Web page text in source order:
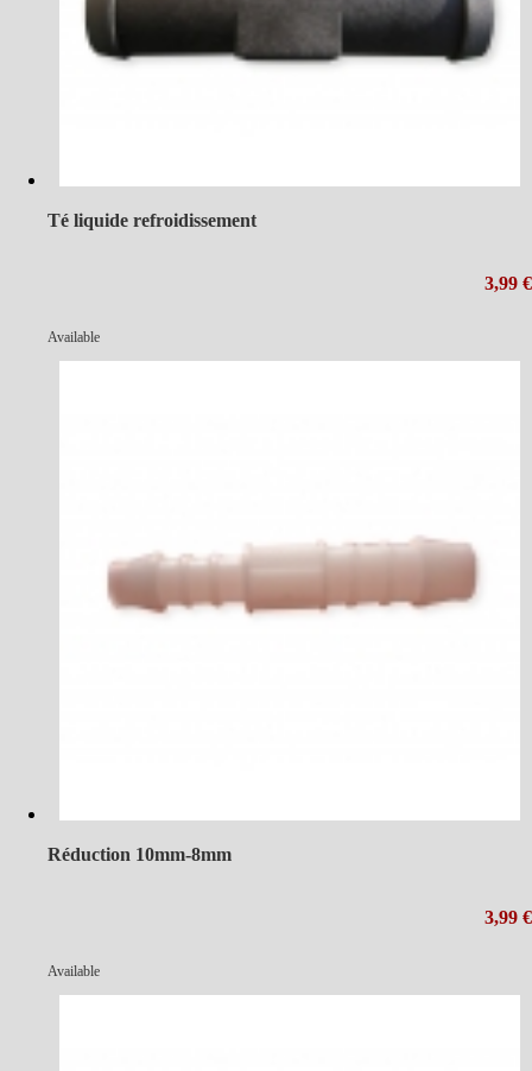
Té liquide refroidissement
3,99 €
Available
Réduction 10mm-8mm
3,99 €
Available